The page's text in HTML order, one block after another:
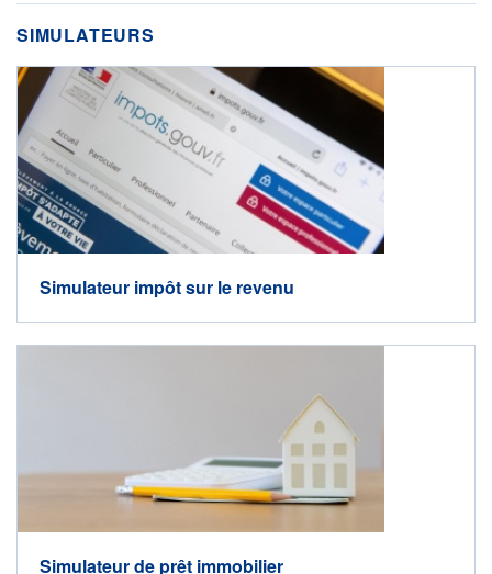
SIMULATEURS
Simulateur impôt sur le revenu
Simulateur de prêt immobilier